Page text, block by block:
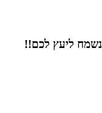
ליעץ לכם!!